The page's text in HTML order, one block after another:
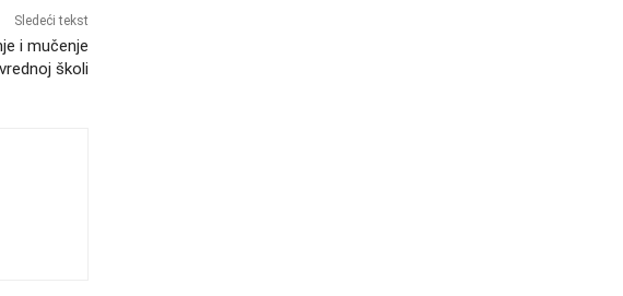
Sledeći tekst
i mučenje
školi